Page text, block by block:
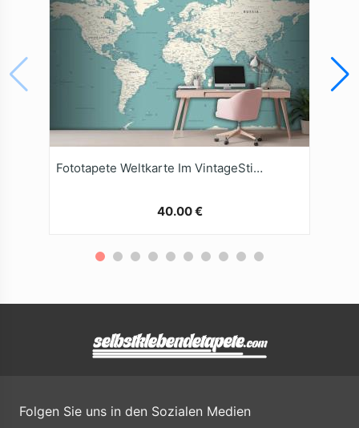
Fototapete Weltkarte Im VintageStil Mit Politischen Motiven
40.00 €
Folgen Sie uns in den Sozialen Medien